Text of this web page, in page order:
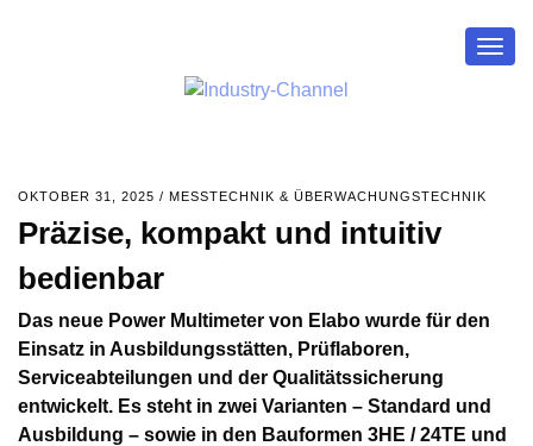
OKTOBER 31, 2025 / MESSTECHNIK & ÜBERWACHUNGSTECHNIK
Präzise, kompakt und intuitiv
bedienbar
Das neue Power Multimeter von Elabo wurde für den
Einsatz in Ausbildungsstätten, Prüflaboren,
Serviceabteilungen und der Qualitätssicherung
entwickelt. Es steht in zwei Varianten – Standard und
Ausbildung – sowie in den Bauformen 3HE / 24TE und